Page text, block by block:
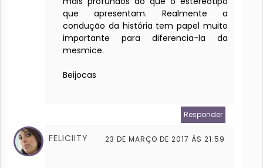
que apresentam. Realmente a
condução da história tem papel muito
importante para diferencia-la da
mesmice.
Beijocas
Responder
FELICIITY 23 DE MARÇO DE 2017 ÀS 21:59